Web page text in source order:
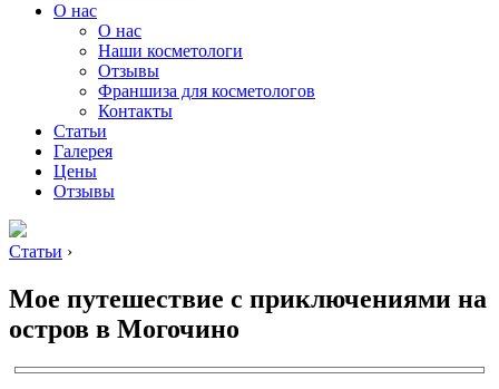
O нас
O нас
Наши косметологи
Отзывы
Франшиза для косметологов
Контакты
Статьи
Галерея
Цены
Отзывы
Статьи ›
Мое путешествие с приключениями на
остров в Могочино